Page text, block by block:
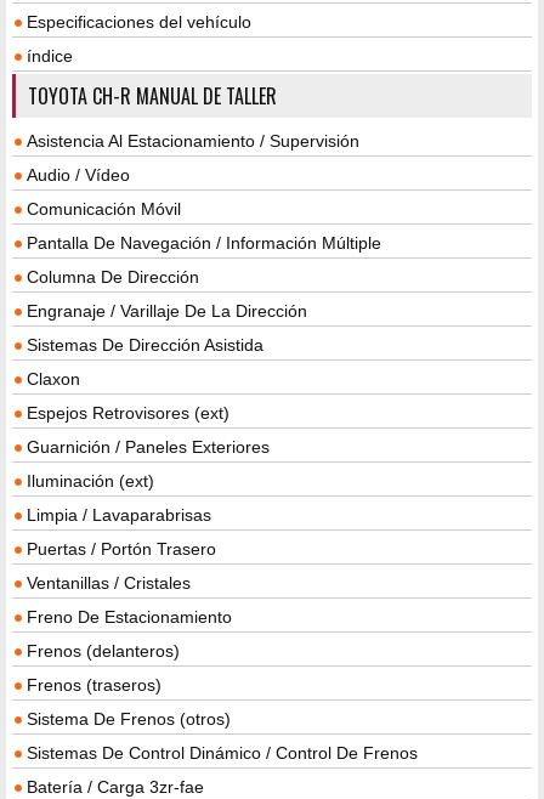
Especificaciones del vehículo
índice
TOYOTA CH-R MANUAL DE TALLER
Asistencia Al Estacionamiento / Supervisión
Audio / Vídeo
Comunicación Móvil
Pantalla De Navegación / Información Múltiple
Columna De Dirección
Engranaje / Varillaje De La Dirección
Sistemas De Dirección Asistida
Claxon
Espejos Retrovisores (ext)
Guarnición / Paneles Exteriores
Iluminación (ext)
Limpia / Lavaparabrisas
Puertas / Portón Trasero
Ventanillas / Cristales
Freno De Estacionamiento
Frenos (delanteros)
Frenos (traseros)
Sistema De Frenos (otros)
Sistemas De Control Dinámico / Control De Frenos
Batería / Carga 3zr-fae